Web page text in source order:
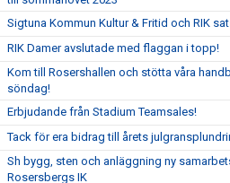
Sigtuna Kommun Kultur & Fritid och RIK
RIK Damer avslutade med flaggan i topp!
Kom till Rosershallen och stötta våra
söndag!
Erbjudande från Stadium Teamsales!
Tack för era bidrag till årets
Sh bygg, sten och anläggning ny
Rosersbergs IK